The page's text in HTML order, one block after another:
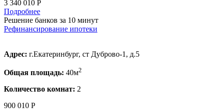
3 340 010 Р
Подробнее
Решение банков за 10 минут
Рефинансирование ипотеки
Адрес: г.Екатеринбург, ст Дуброво-1, д.5
Общая площадь: 40м2
Количество комнат: 2
900 010 Р